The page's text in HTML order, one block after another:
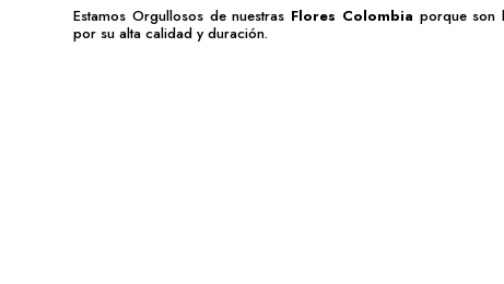
Estamos Orgullosos de nuestras Flores Colombia porque son
por su alta calidad y duración.